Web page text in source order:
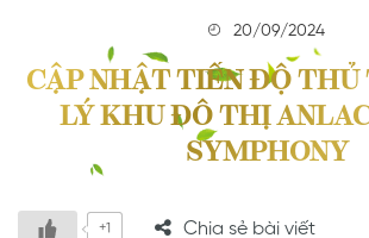
20/09/2024
CẬP NHẬT TIẾN ĐỘ THỦ
LÝ KHU ĐÔ THỊ
SYMPHONY
Chia sẻ bài viết
+1